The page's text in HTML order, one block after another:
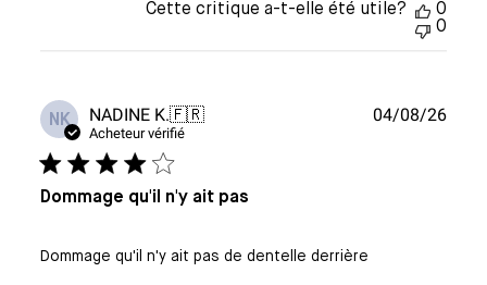
Cette critique a-t-elle été utile?
0
0
NK NADINE K.🇫🇷
Acheteur vérifié
Dommage qu'il n'y ait pas
Dommage qu'il n'y ait pas de dentelle derrière
Date
04/08/26